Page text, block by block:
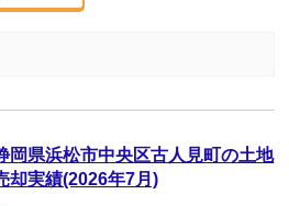
岡県浜松市中央区古人見町の土地
却実績(2026年7月)